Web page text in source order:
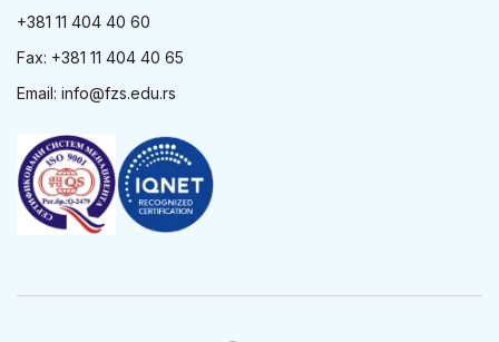
+381 11 404 40 60
Fax: +381 11 404 40 65
Email: info@fzs.edu.rs